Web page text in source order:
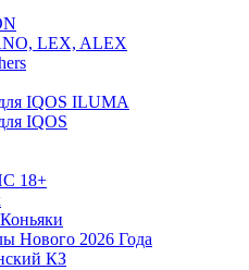
LEX, ALEX
IQOS ILUMA
IQOS
18+
Нового 2026 Года
КЗ